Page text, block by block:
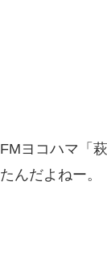
FMヨコハマ「
たんだよねー。